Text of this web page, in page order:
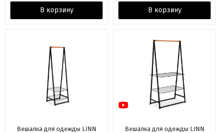
В корзину В корзину
Вешалка для одежды LINN
Вешалка для одежды LINN